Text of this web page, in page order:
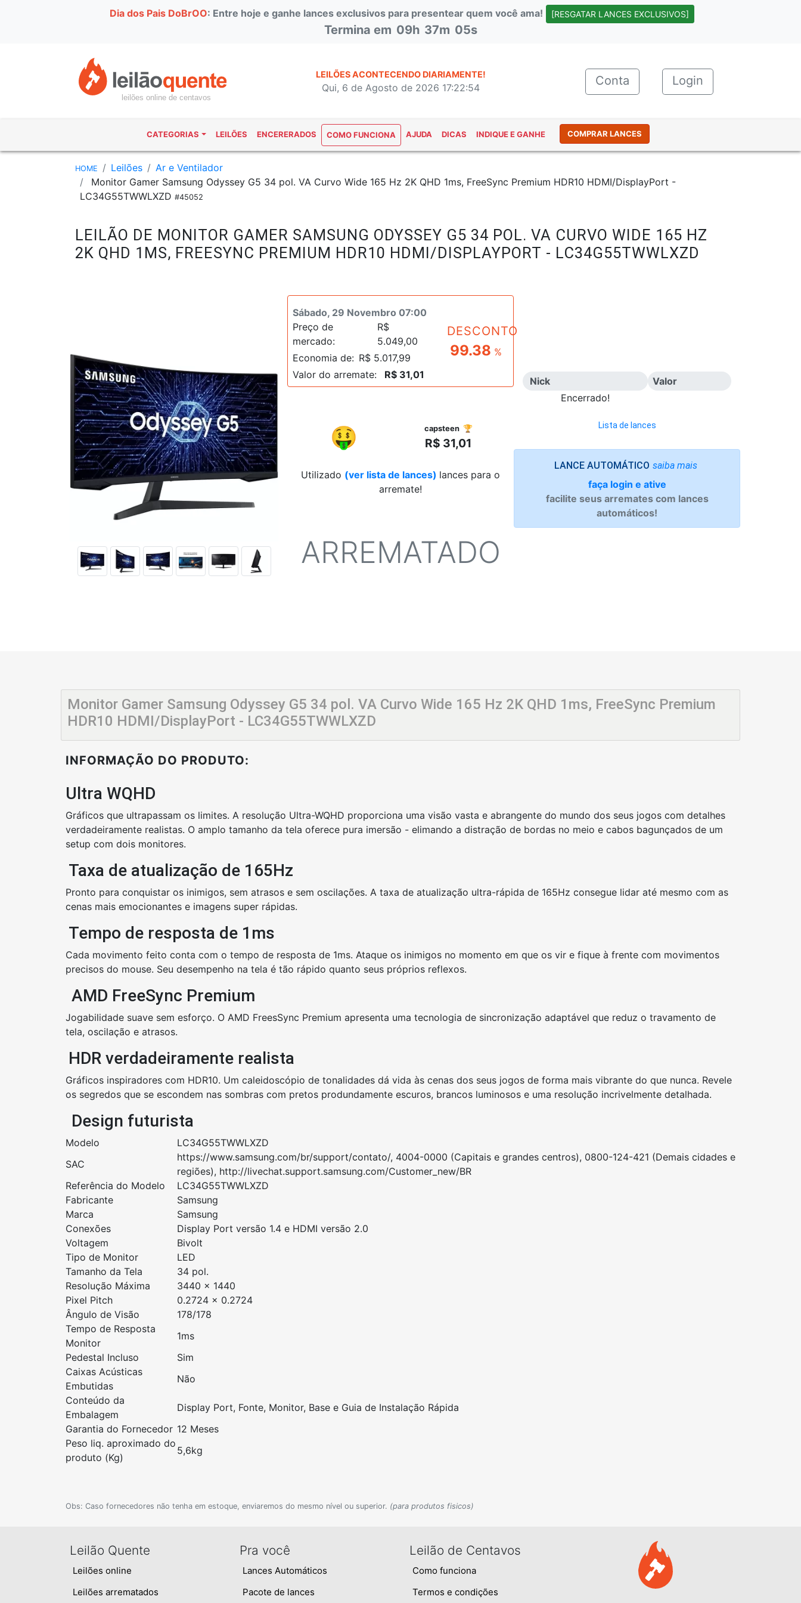
Dia dos Pais DoBrOO: Entre hoje e ganhe lances exclusivos para presentear quem você ama! [RESGATAR LANCES EXCLUSIVOS]
Termina em 09h 37m 04s
leilões online de centavos
LEILÕES ACONTECENDO DIARIAMENTE!
Qui, 6 de Agosto de 2026 17:22:55
Conta (current)Login
CATEGORIAS LEILÕES ENCERERADOS COMO FUNCIONA AJUDA DICAS INDIQUE E GANHE COMPRAR LANCES
HOME Leilões
Ar e Ventilador
Monitor Gamer Samsung Odyssey G5 34 pol. VA Curvo Wide 165 Hz 2K QHD 1ms, FreeSync Premium HDR10 HDMI/DisplayPort -
LC34G55TWWLXZD #45052
LEILÃO DE MONITOR GAMER SAMSUNG ODYSSEY G5 34 POL. VA CURVO WIDE 165 HZ
2K QHD 1MS, FREESYNC PREMIUM HDR10 HDMI/DISPLAYPORT - LC34G55TWWLXZD
Sábado, 29 Novembro 07:00
Preço de
mercado:
R$
5.049,00
Economia de: R$ 5.017,99
Valor do arremate:
R$ 31,01
DESCONTO
99.38 %
🤑 capsteen 🏆
R$ 31,01
Utilizado (ver lista de lances) lances para o
arremate!
ARREMATADO
Nick
Valor
Encerrado!
Lista de lances
LANCE AUTOMÁTICO saiba mais
faça login e ative
facilite seus arremates com lances
automáticos!
Monitor Gamer Samsung Odyssey G5 34 pol. VA Curvo Wide 165 Hz 2K QHD 1ms, FreeSync Premium
HDR10 HDMI/DisplayPort - LC34G55TWWLXZD
INFORMAÇÃO DO PRODUTO:
Ultra WQHD
Gráficos que ultrapassam os limites. A resolução Ultra-WQHD proporciona uma visão vasta e abrangente do mundo dos seus jogos com detalhes
verdadeiramente realistas. O amplo tamanho da tela oferece pura imersão - elimando a distração de bordas no meio e cabos bagunçados de um
setup com dois monitores.
Taxa de atualização de 165Hz
Pronto para conquistar os inimigos, sem atrasos e sem oscilações. A taxa de atualização ultra-rápida de 165Hz consegue lidar até mesmo com as
cenas mais emocionantes e imagens super rápidas.
Tempo de resposta de 1ms
Cada movimento feito conta com o tempo de resposta de 1ms. Ataque os inimigos no momento em que os vir e fique à frente com movimentos
precisos do mouse. Seu desempenho na tela é tão rápido quanto seus próprios reflexos.
AMD FreeSync Premium
Jogabilidade suave sem esforço. O AMD FreesSync Premium apresenta uma tecnologia de sincronização adaptável que reduz o travamento de
tela, oscilação e atrasos.
HDR verdadeiramente realista
Gráficos inspiradores com HDR10. Um caleidoscópio de tonalidades dá vida às cenas dos seus jogos de forma mais vibrante do que nunca. Revele
os segredos que se escondem nas sombras com pretos produndamente escuros, brancos luminosos e uma resolução incrivelmente detalhada.
Design futurista
Modelo
LC34G55TWWLXZD
SAC
https://www.samsung.com/br/support/contato/, 4004-0000 (Capitais e grandes centros), 0800-124-421 (Demais cidades e
regiões), http://livechat.support.samsung.com/Customer_new/BR
Referência do Modelo
LC34G55TWWLXZD
Fabricante
Samsung
Marca
Samsung
Conexões
Display Port versão 1.4 e HDMI versão 2.0
Voltagem
Bivolt
Tipo de Monitor
LED
Tamanho da Tela
34 pol.
Resolução Máxima
3440 x 1440
Pixel Pitch
0.2724 x 0.2724
Ângulo de Visão
178/178
Tempo de Resposta
Monitor
1ms
Pedestal Incluso
Sim
Caixas Acústicas
Embutidas
Não
Conteúdo da
Embalagem
Display Port, Fonte, Monitor, Base e Guia de Instalação Rápida
Garantia do Fornecedor 12 Meses
Peso liq. aproximado do
produto (Kg)
5,6kg
Obs: Caso fornecedores não tenha em estoque, enviaremos do mesmo nível ou superior. (para produtos fisicos)
Leilão Quente
Leilões online
Leilões arrematados
Pra você
Lances Automáticos
Pacote de lances
Leilão de Centavos
Como funciona
Termos e condições